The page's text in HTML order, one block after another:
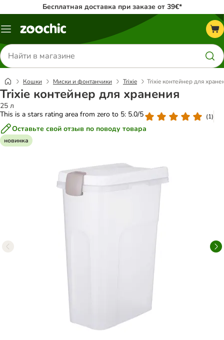
Бесплатная доставка при заказе от 39€*
Каталог
Поиск
товаров
Кошки Миски и фонтанчики Trixie Trixie контейнер для
Trixie контейнер для хранения
25 л
This is a stars rating area from zero to 5: 5.0/5
(1)
Оставьте свой отзыв по поводу товара
новинка